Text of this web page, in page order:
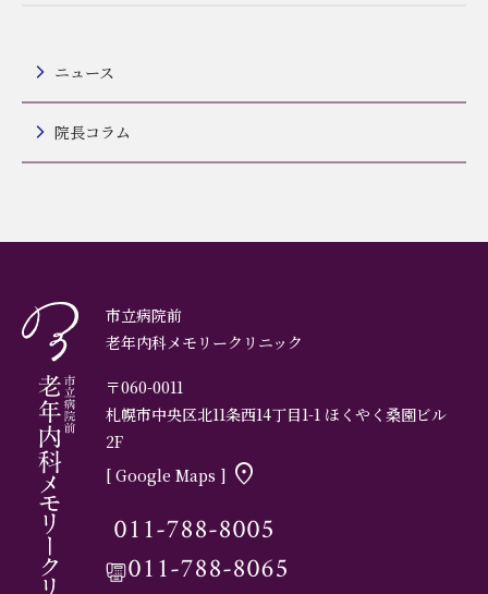
ニュース
院長コラム
市立病院前
老年内科メモリークリニック
〒060-0011
札幌市中央区北11条西14丁目1-1 ほくやく桑園ビル
2F
[ Google Maps ] location_on
011-788-8005
011-788-8065